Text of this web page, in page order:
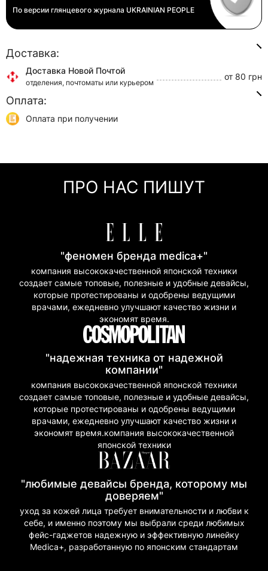
По версии глянцевого журнала UKRAINIAN PEOPLE
Доставка:
Доставка Новой Почтой
отделения, почтоматы или курьером
от 80 грн
Доставка Укр Почтой
Оплата:
Оплата при получении
Покупка частями (Моно Банк)
ПРО НАС ПИШУТ
"феномен бренда medica+"
компания высококачественной японской техники
создает самые топовые, полезные и удобные девайсы,
которые протестированы и одобрены ведущими
врачами, ежедневно улучшают качество жизни и
экономят время.
"надежная техника от надежной
компании"
компания высококачественной японской техники
создает самые топовые, полезные и удобные девайсы,
которые протестированы и одобрены ведущими
врачами, ежедневно улучшают качество жизни и
экономят время.компания высококачественной
японской техники
"любимые девайсы бренда, которому мы
доверяем"
уход за кожей лица требует внимательности и любви к
себе, и именно поэтому мы выбрали среди любимых
фейс-гаджетов надежную и эффективную линейку
Medica+, разработанную по японским стандартам